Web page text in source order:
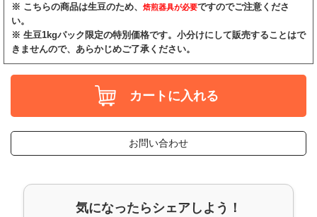
※ こちらの商品は生豆のため、 焙煎器具が必要ですのでご注意くださ
い。
※ 生豆1kgパック限定の特別価格です。小分けにして販売することはで
きませんので、あらかじめご了承ください。
カートに入れる
お問い合わせ
気になったらシェアしよう！